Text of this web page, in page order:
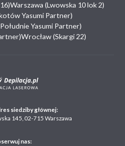
Warszawa (Lwowska 10 lok 2)
Yasumi Partner)
Yasumi Partner)
Wrocław (Skargi 22)
siedziby głównej:
145, 02-715 Warszawa
nas: